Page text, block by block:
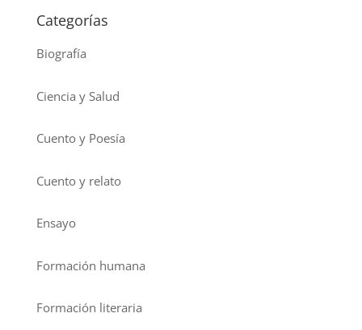
Categorías
Biografía
Ciencia y Salud
Cuento y Poesía
Cuento y relato
Ensayo
Formación humana
Formación literaria